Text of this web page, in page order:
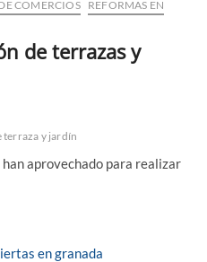
COMERCIOS
REFORMAS EN
de terrazas y
terraza y jardín
aprovechado para realizar